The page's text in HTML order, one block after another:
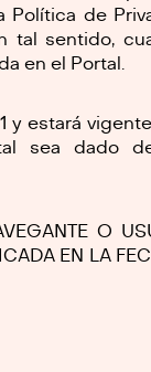
Política de
tal sentido,
en el Portal.
y estará
sea dado
O
EN LA